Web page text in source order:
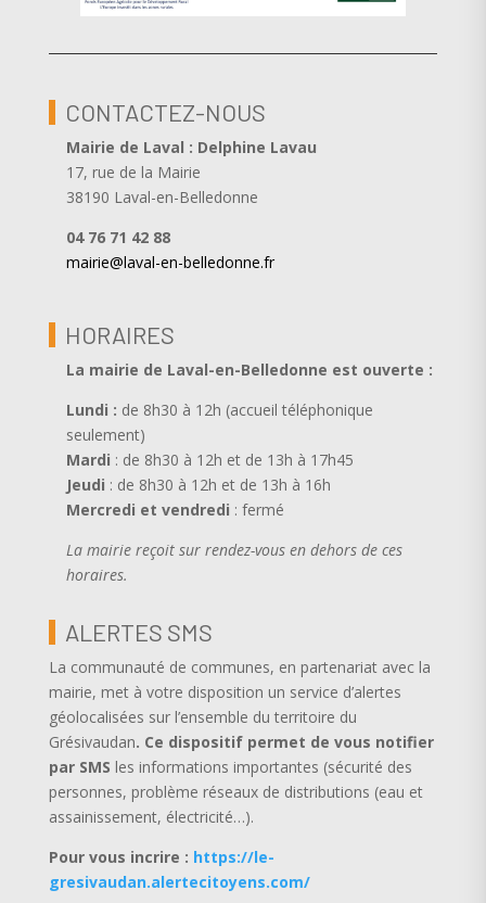
CONTACTEZ-NOUS
Mairie de Laval : Delphine Lavau
17, rue de la Mairie
38190 Laval-en-Belledonne
04 76 71 42 88
mairie@laval-en-belledonne.fr
HORAIRES
La mairie de Laval-en-Belledonne est ouverte :
Lundi : de 8h30 à 12h (accueil téléphonique
seulement)
Mardi : de 8h30 à 12h et de 13h à 17h45
Jeudi : de 8h30 à 12h et de 13h à 16h
Mercredi et vendredi : fermé
La mairie reçoit sur rendez-vous en dehors de ces
horaires.
ALERTES SMS
La communauté de communes, en partenariat avec la
mairie, met à votre disposition un service d’alertes
géolocalisées sur l’ensemble du territoire du
Grésivaudan. Ce dispositif permet de vous notifier
par SMS les informations importantes (sécurité des
personnes, problème réseaux de distributions (eau et
assainissement, électricité…).
Pour vous incrire : https://le-
gresivaudan.alertecitoyens.com/